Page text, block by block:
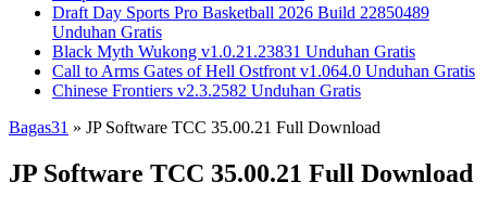
Draft Day Sports Pro Basketball 2026 Build 22850489
Unduhan Gratis
Black Myth Wukong v1.0.21.23831 Unduhan Gratis
Call to Arms Gates of Hell Ostfront v1.064.0 Unduhan Gratis
Chinese Frontiers v2.3.2582 Unduhan Gratis
Bagas31 » JP Software TCC 35.00.21 Full Download
JP Software TCC 35.00.21 Full Download